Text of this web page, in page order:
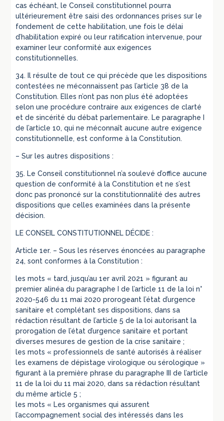
cas échéant, le Conseil constitutionnel pourra
ultérieurement être saisi des ordonnances prises sur le
fondement de cette habilitation, une fois le délai
d’habilitation expiré ou leur ratification intervenue, pour
examiner leur conformité aux exigences
constitutionnelles.
34. Il résulte de tout ce qui précède que les dispositions
contestées ne méconnaissent pas l’article 38 de la
Constitution. Elles n’ont pas non plus été adoptées
selon une procédure contraire aux exigences de clarté
et de sincérité du débat parlementaire. Le paragraphe I
de l’article 10, qui ne méconnaît aucune autre exigence
constitutionnelle, est conforme à la Constitution.
– Sur les autres dispositions :
35. Le Conseil constitutionnel n’a soulevé d’office aucune
question de conformité à la Constitution et ne s’est
donc pas prononcé sur la constitutionnalité des autres
dispositions que celles examinées dans la présente
décision.
LE CONSEIL CONSTITUTIONNEL DÉCIDE :
Article 1er. – Sous les réserves énoncées au paragraphe
24, sont conformes à la Constitution :
les mots « tard, jusqu’au 1er avril 2021 » figurant au
premier alinéa du paragraphe I de l’article 11 de la loi n°
2020-546 du 11 mai 2020 prorogeant l’état d’urgence
sanitaire et complétant ses dispositions, dans sa
rédaction résultant de l’article 5 de la loi autorisant la
prorogation de l’état d’urgence sanitaire et portant
diverses mesures de gestion de la crise sanitaire ;
les mots « professionnels de santé autorisés à réaliser
les examens de dépistage virologique ou sérologique »
figurant à la première phrase du paragraphe III de l’article
11 de la loi du 11 mai 2020, dans sa rédaction résultant
du même article 5 ;
les mots « Les organismes qui assurent
l’accompagnement social des intéressés dans les